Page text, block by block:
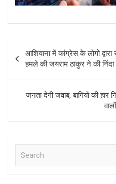
navigation
आशियाना में कांग्रेस के लोगो
हमले की जयराम ठाकुर ने की निंदा
जनता देगी जवाब, बागियों की हार